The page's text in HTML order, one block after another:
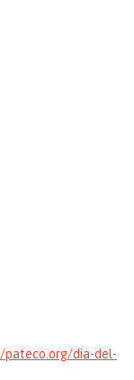
pateco.org/dia-del-